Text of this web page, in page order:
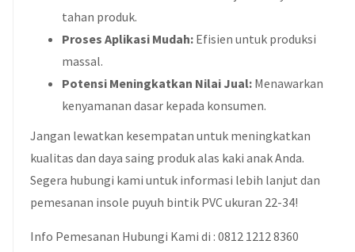
tahan produk.
Proses Aplikasi Mudah:Efisien untuk produksi
massal.
Potensi Meningkatkan Nilai Jual:Menawarkan
kenyamanan dasar kepada konsumen.
Jangan lewatkan kesempatan untuk meningkatkan
kualitas dan daya saing produk alas kaki anak Anda.
Segera hubungi kami untuk informasi lebih lanjut dan
pemesanan insole puyuh bintik PVC ukuran 22-34!
Info Pemesanan Hubungi Kami di : 0812 1212 8360